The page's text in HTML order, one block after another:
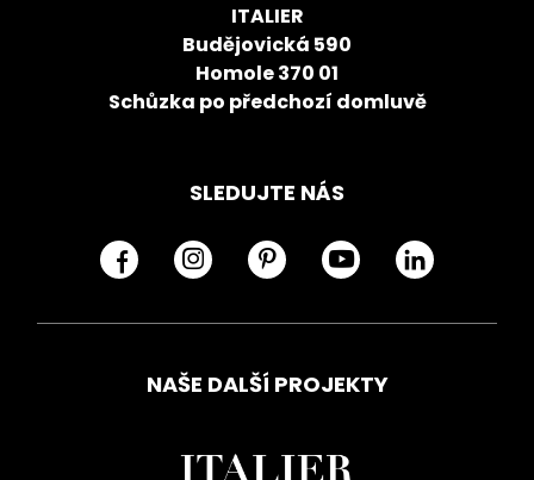
ITALIER
Budějovická 590
Homole 370 01
Schůzka po předchozí domluvě
SLEDUJTE NÁS
NAŠE DALŠÍ PROJEKTY